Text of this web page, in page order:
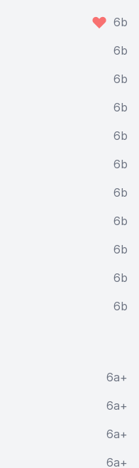
6b
6b
6b
6b
6b
6b
6b
6b
6b
6b
6b
6a+
6a+
6a+
6a+